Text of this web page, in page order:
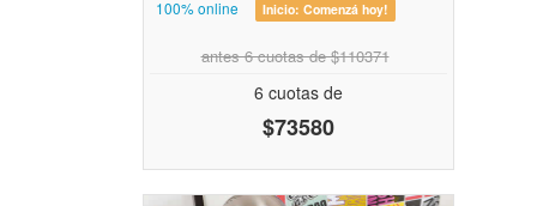
100% online Inicio: Comenzá hoy!
antes 6 cuotas de $110371
6 cuotas de
$73580